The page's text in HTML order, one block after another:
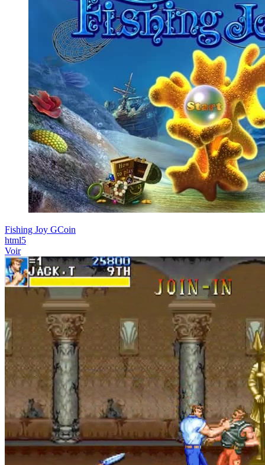
Fishing Joy GCoin
html5
Voir